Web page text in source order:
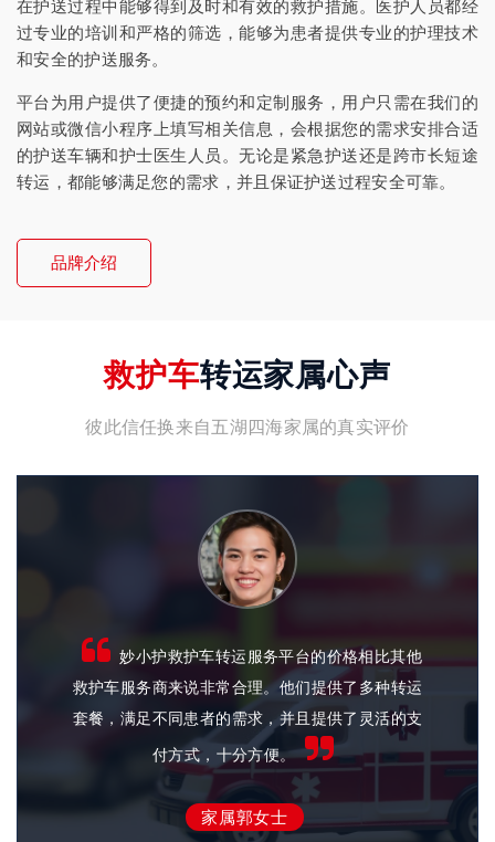
在护送过程中能够得到及时和有效的救护措施。医护人员都经
过专业的培训和严格的筛选，能够为患者提供专业的护理技术
和安全的护送服务。
平台为用户提供了便捷的预约和定制服务，用户只需在我们的
网站或微信小程序上填写相关信息，会根据您的需求安排合适
的护送车辆和护士医生人员。无论是紧急护送还是跨市长短途
转运，都能够满足您的需求，并且保证护送过程安全可靠。
品牌介绍
救护车转运家属心声
彼此信任换来自五湖四海家属的真实评价
妙小护救护车转运服务平台的价格相比其他
救护车服务商来说非常合理。他们提供了多种转运
套餐，满足不同患者的需求，并且提供了灵活的支
付方式，十分方便。
家属郭女士